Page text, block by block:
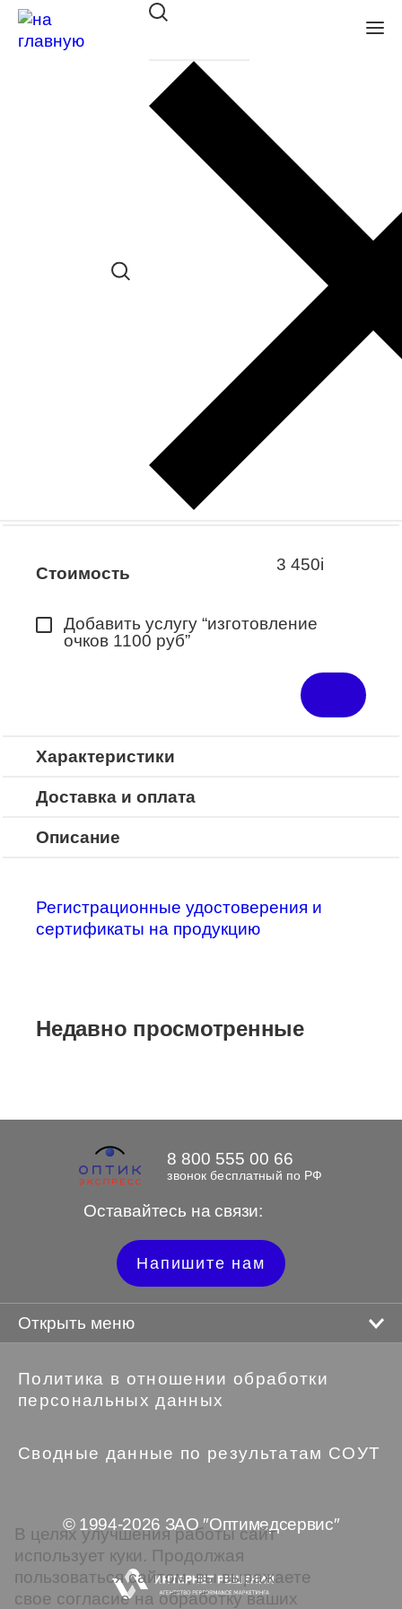
Оправа DACKOR мет. 105
в наличии (До 5 шт.) *наличие товара в
конкретном салоне необходимо
Заказать примерку
Закажите понравившуюся модель
в ближайший салон “Оптик-Экспресс”.
*Доступно для Республики
Стоимость 3 450i
Добавить услугу “изготовление
очков 1100 руб”
Характеристики
Доставка и оплата
Описание
Регистрационные удостоверения и
сертификаты на продукцию
Недавно просмотренные
Оставайтесь на связи:
8 800 555 00 66
звонок бесплатный по РФ
Напишите нам
Открыть меню
Политика в отношении обработки
персональных данных
Сводные данные по результатам СОУТ
© 1994-2026 ЗАО ″Оптимедсервис″
В целях улучшения работы сайт
использует куки. Продолжая
пользоваться сайтом, вы выражаете
свое согласие на обработку ваших